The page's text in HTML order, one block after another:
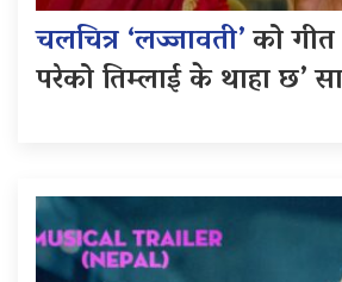
चलचित्र ‘लज्जावती’को गीत
परेको तिम्लाई के थाहा छ’